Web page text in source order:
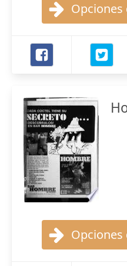
Opciones
Opciones